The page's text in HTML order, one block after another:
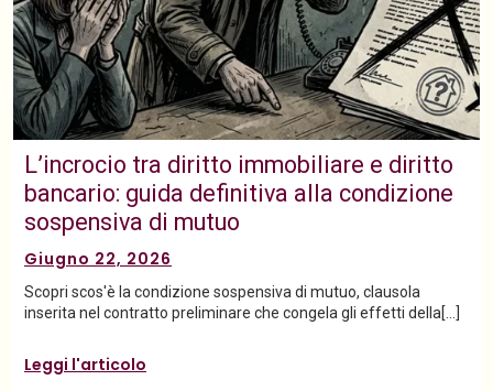
L’incrocio tra diritto immobiliare e diritto
bancario: guida definitiva alla condizione
sospensiva di mutuo
Giugno 22, 2026
Scopri scos'è la condizione sospensiva di mutuo, clausola
inserita nel contratto preliminare che congela gli effetti della[…]
Leggi l'articolo